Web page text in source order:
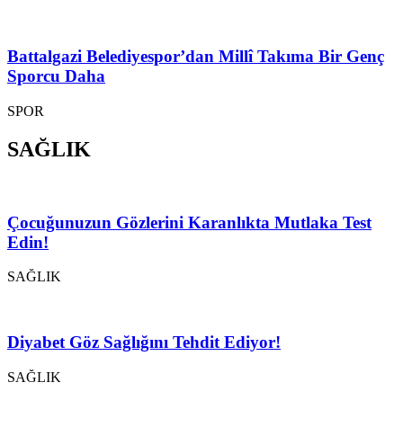
Battalgazi Belediyespor’dan Millî Takıma Bir Genç
Sporcu Daha
SPOR
SAĞLIK
Çocuğunuzun Gözlerini Karanlıkta Mutlaka Test
Edin!
SAĞLIK
Diyabet Göz Sağlığını Tehdit Ediyor!
SAĞLIK